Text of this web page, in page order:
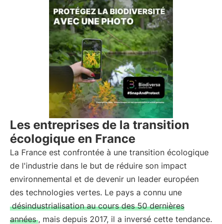
Les entreprises de la transition
écologique en France
La France est confrontée à une transition écologique
de l'industrie dans le but de réduire son impact
environnemental et de devenir un leader européen
des technologies vertes. Le pays a connu une
désindustrialisation au cours des 50 dernières
années , mais depuis 2017, il a inversé cette tendance.